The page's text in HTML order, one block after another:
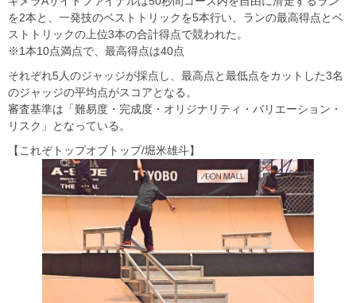
を2本と、一発技のベストトリックを5本行い、ランの最高得点とベ
ストトリックの上位3本の合計得点で競われた。
※1本10点満点で、最高得点は40点
それぞれ5人のジャッジが採点し、最高点と最低点をカットした3名
のジャッジの平均点がスコアとなる。
審査基準は「難易度・完成度・オリジナリティ・バリエーション・
リスク」となっている。
【これぞトップオブトップ/堀米雄斗】